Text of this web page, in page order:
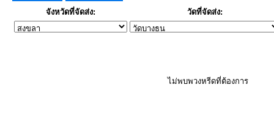
จังหวัดที่จัดส่ง: วัดที่จัดส่ง:
ไม่พบพวงหรีดที่ต้องการ